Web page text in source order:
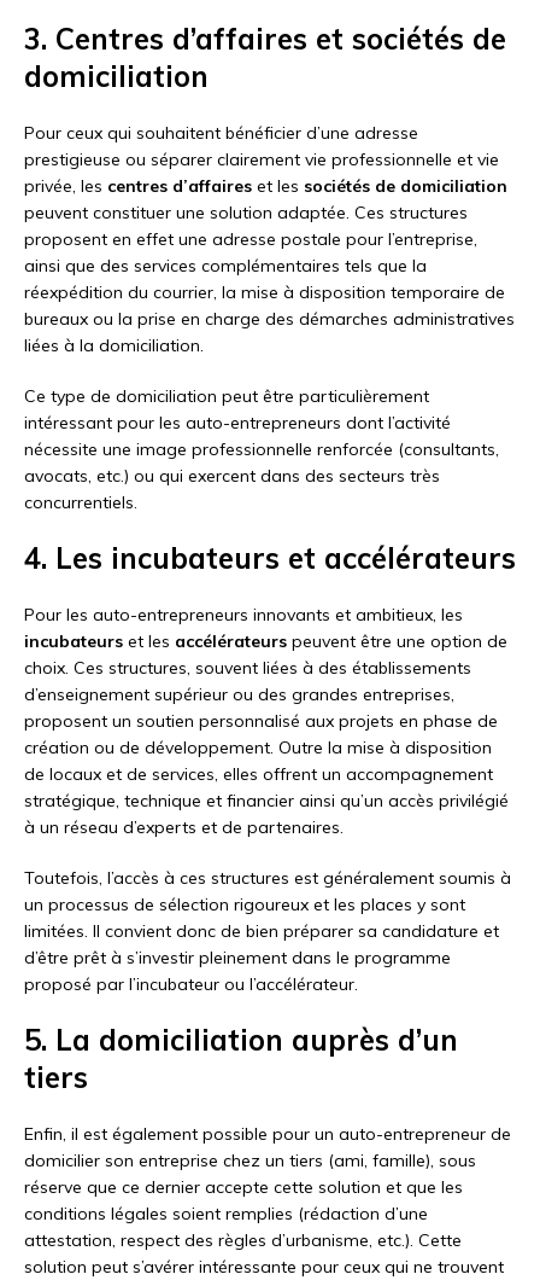
3. Centres d’affaires et sociétés de
domiciliation
Pour ceux qui souhaitent bénéficier d’une adresse
prestigieuse ou séparer clairement vie professionnelle et vie
privée, les centres d’affaires et les sociétés de domiciliation
peuvent constituer une solution adaptée. Ces structures
proposent en effet une adresse postale pour l’entreprise,
ainsi que des services complémentaires tels que la
réexpédition du courrier, la mise à disposition temporaire de
bureaux ou la prise en charge des démarches administratives
liées à la domiciliation.
Ce type de domiciliation peut être particulièrement
intéressant pour les auto-entrepreneurs dont l’activité
nécessite une image professionnelle renforcée (consultants,
avocats, etc.) ou qui exercent dans des secteurs très
concurrentiels.
4. Les incubateurs et accélérateurs
Pour les auto-entrepreneurs innovants et ambitieux, les
incubateurs et les accélérateurs peuvent être une option de
choix. Ces structures, souvent liées à des établissements
d’enseignement supérieur ou des grandes entreprises,
proposent un soutien personnalisé aux projets en phase de
création ou de développement. Outre la mise à disposition
de locaux et de services, elles offrent un accompagnement
stratégique, technique et financier ainsi qu’un accès privilégié
à un réseau d’experts et de partenaires.
Toutefois, l’accès à ces structures est généralement soumis à
un processus de sélection rigoureux et les places y sont
limitées. Il convient donc de bien préparer sa candidature et
d’être prêt à s’investir pleinement dans le programme
proposé par l’incubateur ou l’accélérateur.
5. La domiciliation auprès d’un
tiers
Enfin, il est également possible pour un auto-entrepreneur de
domicilier son entreprise chez un tiers (ami, famille), sous
réserve que ce dernier accepte cette solution et que les
conditions légales soient remplies (rédaction d’une
attestation, respect des règles d’urbanisme, etc.). Cette
solution peut s’avérer intéressante pour ceux qui ne trouvent